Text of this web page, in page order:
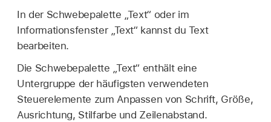
In der Schwebepalette „Text“ oder im
Informationsfenster „Text“ kannst du Text
bearbeiten.
Die Schwebepalette „Text“ enthält eine
Untergruppe der häufigsten verwendeten
Steuerelemente zum Anpassen von Schrift, Größe,
Ausrichtung, Stilfarbe und Zeilenabstand.